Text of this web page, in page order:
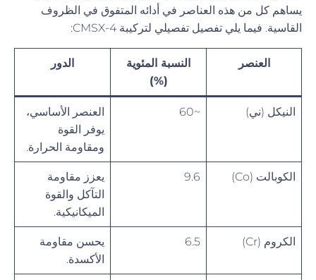
يساهم كل من هذه العناصر في أدائه المتفوق في الظروف
القاسية. فيما يلي تفصيل تفصيلي لتركيبة CMSX-4:
العنصر
النسبة المئوية
(%)
الدور
النيكل (ني) ~60
العنصر الأساسي،
يوفر القوة
ومقاومة الحرارة.
الكوبالت (Co) 9.6
يعزز مقاومة
التآكل والقوة
الميكانيكية.
الكروم (Cr) 6.5
يحسن مقاومة
الأكسدة.